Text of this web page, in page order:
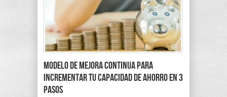
Modelo de mejora continua para
incrementar tu capacidad de ahorro en 3
pasos